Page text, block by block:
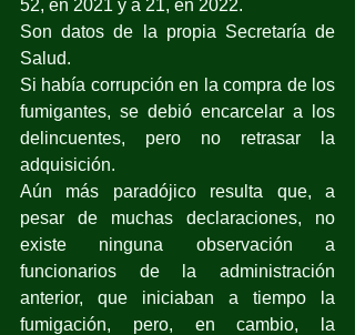
52, en 2021 y a 21, en 2022.
Son datos de la propia Secretaría de
Salud.
Si había corrupción en la compra de los
fumigantes, se debió encarcelar a los
delincuentes, pero no retrasar la
adquisición.
Aún más paradójico resulta que, a
pesar de muchas declaraciones, no
existe ninguna observación a
funcionarios de la administración
anterior, que iniciaban a tiempo la
fumigación, pero, en cambio, la